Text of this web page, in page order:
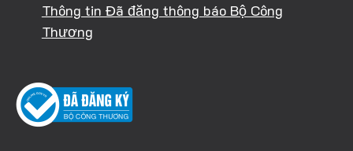
Thông tin Đã đăng thông báo Bộ Công
Thương